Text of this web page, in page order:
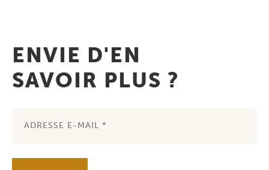
ENVIE D'EN
SAVOIR PLUS ?